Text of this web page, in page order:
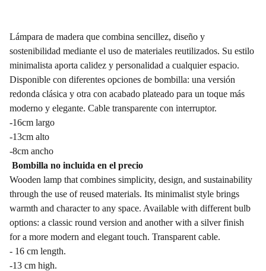
Lámpara de madera que combina sencillez, diseño y
sostenibilidad mediante el uso de materiales reutilizados. Su estilo
minimalista aporta calidez y personalidad a cualquier espacio.
Disponible con diferentes opciones de bombilla: una versión
redonda clásica y otra con acabado plateado para un toque más
moderno y elegante. Cable transparente con interruptor.
-16cm largo
-13cm alto
-8cm ancho
Bombilla no incluida en el precio
Wooden lamp that combines simplicity, design, and sustainability
through the use of reused materials. Its minimalist style brings
warmth and character to any space. Available with different bulb
options: a classic round version and another with a silver finish
for a more modern and elegant touch. Transparent cable.
- 16 cm length.
-13 cm high.